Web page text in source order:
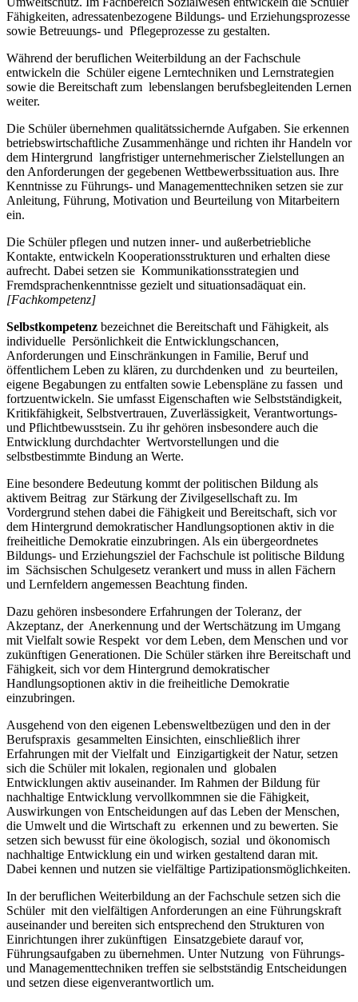
Fähigkeiten, adressatenbezogene Bildungs- und Erziehungsprozesse
sowie Betreuungs- und Pflegeprozesse zu gestalten.
Während der beruflichen Weiterbildung an der Fachschule
entwickeln die Schüler eigene Lerntechniken und Lernstrategien
sowie die Bereitschaft zum lebenslangen berufsbegleitenden Lernen
weiter.
Die Schüler übernehmen qualitätssichernde Aufgaben. Sie erkennen
betriebswirtschaftliche Zusammenhänge und richten ihr Handeln vor
dem Hintergrund langfristiger unternehmerischer Zielstellungen an
den Anforderungen der gegebenen Wettbewerbssituation aus. Ihre
Kenntnisse zu Führungs- und Managementtechniken setzen sie zur
Anleitung, Führung, Motivation und Beurteilung von Mitarbeitern
ein.
Die Schüler pflegen und nutzen inner- und außerbetriebliche
Kontakte, entwickeln Kooperationsstrukturen und erhalten diese
aufrecht. Dabei setzen sie Kommunikationsstrategien und
Fremdsprachenkenntnisse gezielt und situationsadäquat ein.
[Fachkompetenz]
Selbstkompetenz bezeichnet die Bereitschaft und Fähigkeit, als
individuelle Persönlichkeit die Entwicklungschancen,
Anforderungen und Einschränkungen in Familie, Beruf und
öffentlichem Leben zu klären, zu durchdenken und zu beurteilen,
eigene Begabungen zu entfalten sowie Lebenspläne zu fassen und
fortzuentwickeln. Sie umfasst Eigenschaften wie Selbstständigkeit,
Kritikfähigkeit, Selbstvertrauen, Zuverlässigkeit, Verantwortungs-
und Pflichtbewusstsein. Zu ihr gehören insbesondere auch die
Entwicklung durchdachter Wertvorstellungen und die
selbstbestimmte Bindung an Werte.
Eine besondere Bedeutung kommt der politischen Bildung als
aktivem Beitrag zur Stärkung der Zivilgesellschaft zu. Im
Vordergrund stehen dabei die Fähigkeit und Bereitschaft, sich vor
dem Hintergrund demokratischer Handlungsoptionen aktiv in die
freiheitliche Demokratie einzubringen. Als ein übergeordnetes
Bildungs- und Erziehungsziel der Fachschule ist politische Bildung
im Sächsischen Schulgesetz verankert und muss in allen Fächern
und Lernfeldern angemessen Beachtung finden.
Dazu gehören insbesondere Erfahrungen der Toleranz, der
Akzeptanz, der Anerkennung und der Wertschätzung im Umgang
mit Vielfalt sowie Respekt vor dem Leben, dem Menschen und vor
zukünftigen Generationen. Die Schüler stärken ihre Bereitschaft und
Fähigkeit, sich vor dem Hintergrund demokratischer
Handlungsoptionen aktiv in die freiheitliche Demokratie
einzubringen.
Ausgehend von den eigenen Lebensweltbezügen und den in der
Berufspraxis gesammelten Einsichten, einschließlich ihrer
Erfahrungen mit der Vielfalt und Einzigartigkeit der Natur, setzen
sich die Schüler mit lokalen, regionalen und globalen
Entwicklungen aktiv auseinander. Im Rahmen der Bildung für
nachhaltige Entwicklung vervollkommnen sie die Fähigkeit,
Auswirkungen von Entscheidungen auf das Leben der Menschen,
die Umwelt und die Wirtschaft zu erkennen und zu bewerten. Sie
setzen sich bewusst für eine ökologisch, sozial und ökonomisch
nachhaltige Entwicklung ein und wirken gestaltend daran mit.
Dabei kennen und nutzen sie vielfältige Partizipationsmöglichkeiten.
In der beruflichen Weiterbildung an der Fachschule setzen sich die
Schüler mit den vielfältigen Anforderungen an eine Führungskraft
auseinander und bereiten sich entsprechend den Strukturen von
Einrichtungen ihrer zukünftigen Einsatzgebiete darauf vor,
Führungsaufgaben zu übernehmen. Unter Nutzung von Führungs-
und Managementtechniken treffen sie selbstständig Entscheidungen
und setzen diese eigenverantwortlich um.